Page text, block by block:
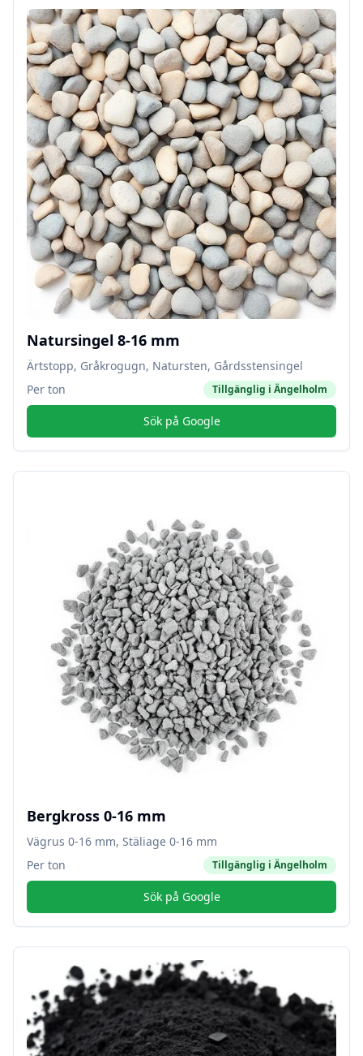
Natursingel 8-16 mm
Ärtstopp, Gråkrogugn, Natursten, Gårdsstensingel
Per ton
Tillgänglig i Ängelholm
Sök på Google
Bergkross 0-16 mm
Vägrus 0-16 mm, Stäliage 0-16 mm
Per ton
Tillgänglig i Ängelholm
Sök på Google